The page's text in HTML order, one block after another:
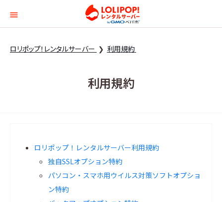
ロリポップ！レンタル
ロリポップ！レンタルサーバー 利用規約
利用規約
ロリポップ！レンタルサーバー利用規約
独自SSLオプション特約
パソコン・スマホ用ウイルス対策ソフトオプショ
ン特約